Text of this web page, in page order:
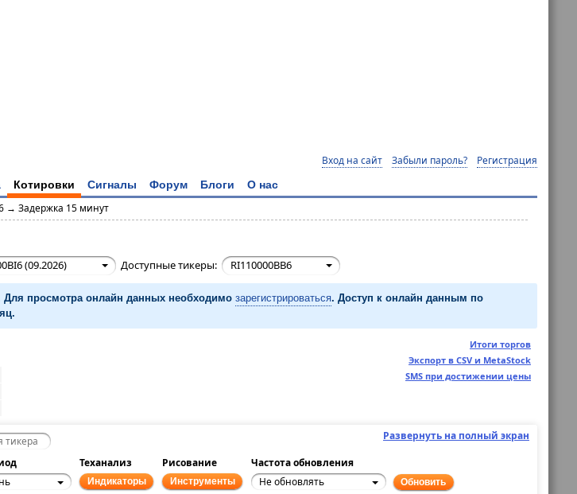
Вход на сайт Забыли пароль? Регистрация
Котировки Сигналы Форум Блоги О нас
→ Задержка 15 минут
(09.2026) Доступные тикеры: RI110000BB6
просмотра онлайн данных необходимо зарегистрироваться. Доступ к онлайн данным по
Итоги торгов
Экспорт в CSV и MetaStock
SMS при достижении цены
Развернуть на полный экран
Теханализ Рисование
Частота обновления
Индикаторы Инструменты Не обновлять Обновить